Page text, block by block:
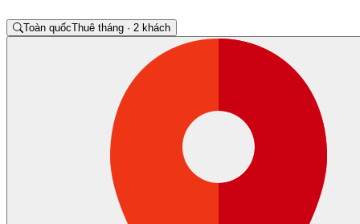
Toàn quốcThuê tháng · 2 khách